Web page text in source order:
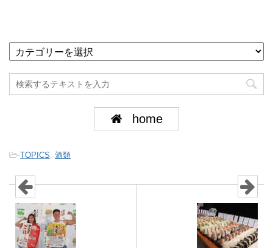
home
-TOPICS 酒類